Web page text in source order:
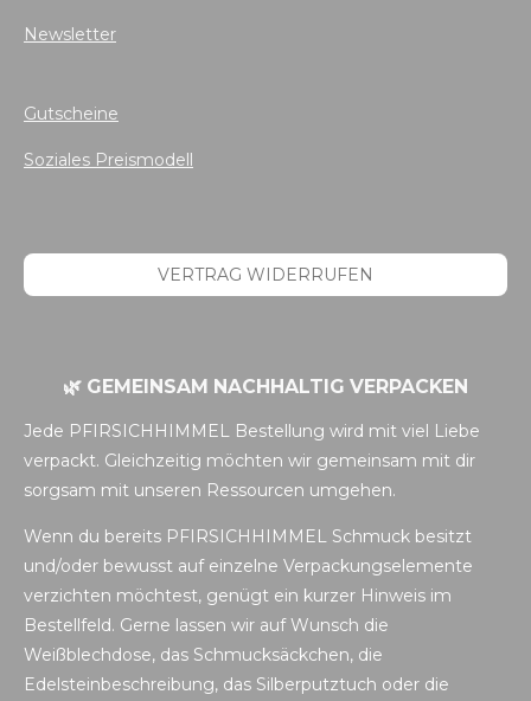
Newsletter
Gutscheine
Soziales Preismodell
VERTRAG WIDERRUFEN
🌿 GEMEINSAM NACHHALTIG VERPACKEN
Jede PFIRSICHHIMMEL Bestellung wird mit viel Liebe
verpackt. Gleichzeitig möchten wir gemeinsam mit dir
sorgsam mit unseren Ressourcen umgehen.
Wenn du bereits PFIRSICHHIMMEL Schmuck besitzt
und/oder bewusst auf einzelne Verpackungselemente
verzichten möchtest, genügt ein kurzer Hinweis im
Bestellfeld. Gerne lassen wir auf Wunsch die
Weißblechdose, das Schmucksäckchen, die
Edelsteinbeschreibung, das Silberputztuch oder die